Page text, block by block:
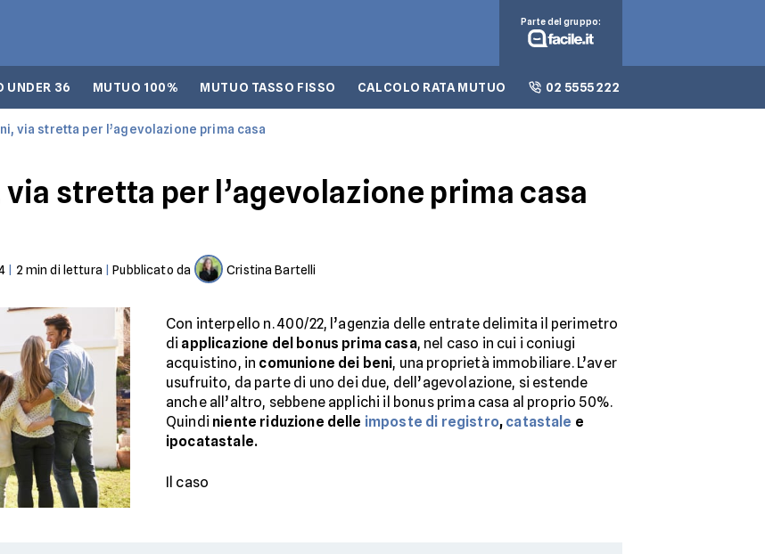
UNDER 36 MUTUO 100% MUTUO TASSO FISSO CALCOLO RATA MUTUO 02 5555 222
Parte del gruppo:
via stretta per l’agevolazione prima casa
stretta per l’agevolazione prima casa
2 min di lettura |Pubblicato da Cristina Bartelli
Con interpello n. 400/22, l’agenzia delle entrate delimita il perimetro
di applicazione del bonus prima casa, nel caso in cui i coniugi
acquistino, in comunione dei beni, una proprietà immobiliare. L’aver
usufruito, da parte di uno dei due, dell’agevolazione, si estende
anche all’altro, sebbene applichi il bonus prima casa al proprio 50%.
Quindi niente riduzione delle imposte di registro, catastale e
ipocatastale.
Il caso